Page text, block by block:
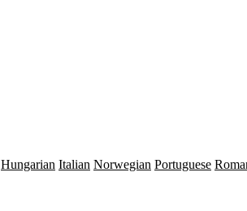
Hungarian Italian Norwegian Portuguese